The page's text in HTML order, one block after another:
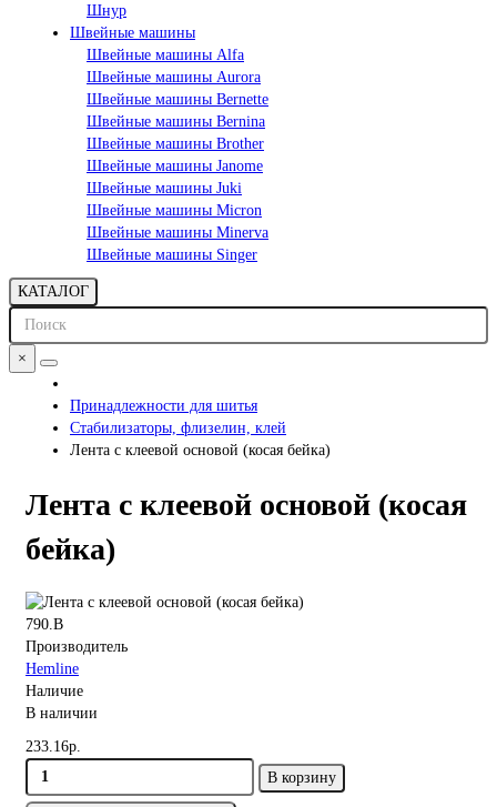
Шнур
Швейные машины
Швейные машины Alfa
Швейные машины Aurora
Швейные машины Bernette
Швейные машины Bernina
Швейные машины Brother
Швейные машины Janome
Швейные машины Juki
Швейные машины Micron
Швейные машины Minerva
Швейные машины Singer
КАТАЛОГ
×
Принадлежности для шитья
Стабилизаторы, флизелин, клей
Лента с клеевой основой (косая бейка)
Лента с клеевой основой (косая
бейка)
790.B
Производитель
Hemline
Наличие
В наличии
233.16р.
В корзину